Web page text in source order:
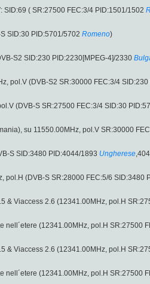
SID:69 ( SR:27500 FEC:3/4 PID:1501/1502
SID:30 PID:5701/5702 Romeno)
S2 SID:230 PID:2230[MPEG-4]/2330
pol.V (DVB-S2 SR:30000 FEC:3/4
(DVB-S SR:27500 FEC:3/4 SID:30
su 11550.00MHz, pol.V SR:30000
S SID:3480 PID:4044/1893 Ungherese
pol.H (DVB-S SR:28000 FEC:5/6 SID:3480
& Viaccess 2.6 (12341.00MHz, pol.H
nell´etere (12341.00MHz, pol.H SR:27500
& Viaccess 2.6 (12341.00MHz, pol.H
nell´etere (12341.00MHz, pol.H SR:27500